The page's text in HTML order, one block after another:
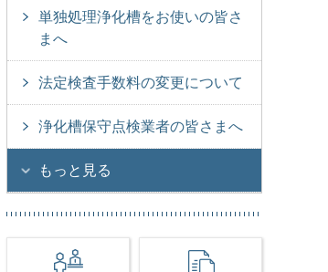
単独処理浄化槽をお使いの皆さ
まへ
法定検査手数料の変更について
浄化槽保守点検業者の皆さまへ
もっと見る